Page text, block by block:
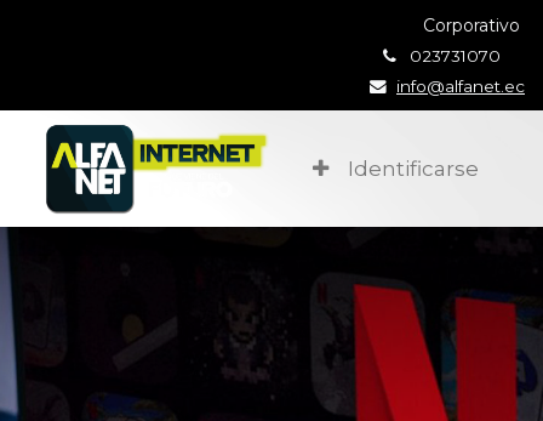
Corporativo
023731070
info@alfanet.ec
Identificarse